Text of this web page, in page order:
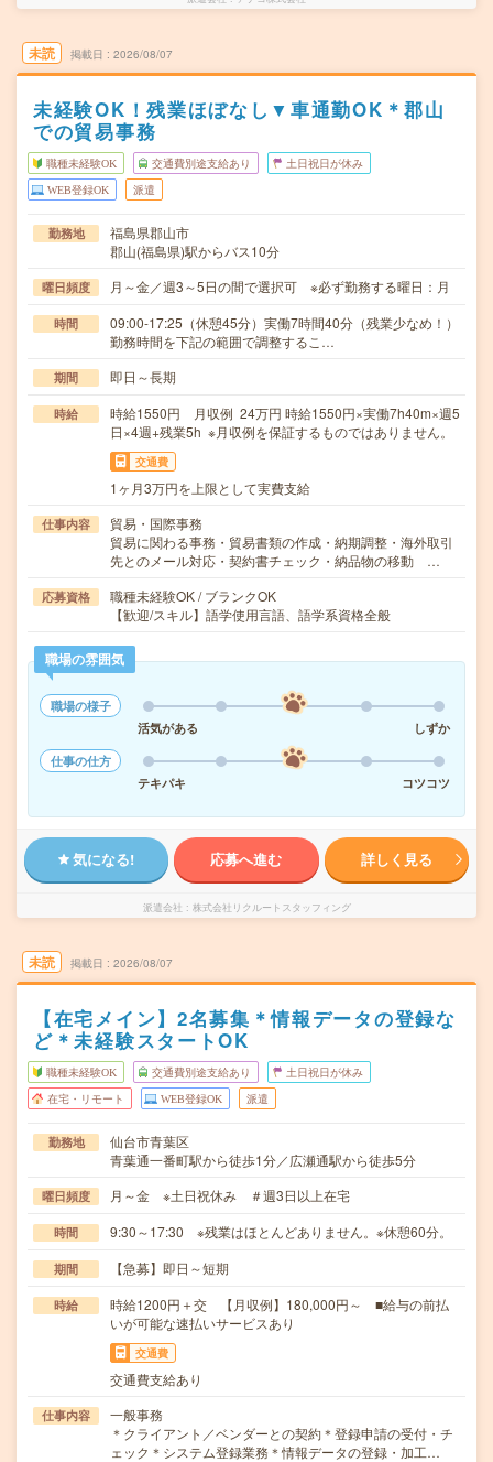
未読 掲載日 2026/08/07
未経験OK！残業ほぼなし▼車通勤OK＊郡山
での貿易事務
職種未経験OK 交通費別途支給あり 土日祝日が休み
WEB登録OK 派遣
勤務地
福島県郡山市
郡山(福島県)駅からバス10分
曜日頻度 月～金／週3～5日の間で選択可 ※必ず勤務する曜日：月
時間
09:00-17:25（休憩45分）実働7時間40分（残業少なめ！）
勤務時間を下記の範囲で調整するこ…
期間 即日～長期
時給
時給1550円 月収例 24万円 時給1550円×実働7h40m×週5
日×4週+残業5h ※月収例を保証するものではありません。
交通費
1ヶ月3万円を上限として実費支給
仕事内容
貿易・国際事務
貿易に関わる事務・貿易書類の作成・納期調整・海外取引
先とのメール対応・契約書チェック・納品物の移動 …
応募資格
職種未経験OK / ブランクOK
【歓迎/スキル】語学使用言語、語学系資格全般
職場の雰囲気
職場の様子
活気がある
しずか
仕事の仕方
テキパキ
コツコツ
気になる! 応募へ進む 詳しく見る
派遣会社 株式会社リクルートスタッフィング
未読 掲載日 2026/08/07
【在宅メイン】2名募集＊情報データの登録な
ど＊未経験スタートOK
職種未経験OK 交通費別途支給あり 土日祝日が休み
在宅・リモート WEB登録OK 派遣
勤務地
仙台市青葉区
青葉通一番町駅から徒歩1分／広瀬通駅から徒歩5分
曜日頻度 月～金 ※土日祝休み ＃週3日以上在宅
時間 9:30～17:30 ※残業はほとんどありません。※休憩60分。
期間 【急募】即日～短期
時給
時給1200円＋交 【月収例】180,000円～ ■給与の前払
いが可能な速払いサービスあり
交通費
交通費支給あり
仕事内容
一般事務
＊クライアント／ベンダーとの契約＊登録申請の受付・チ
ェック＊システム登録業務＊情報データの登録・加工…